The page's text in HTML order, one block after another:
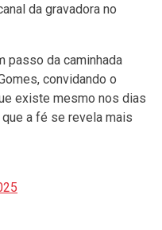
da gravadora no
passo da caminhada
convidando o
existe mesmo nos dias
a fé se revela mais